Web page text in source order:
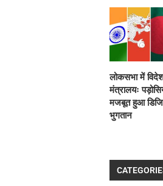
लोकसभा में
मंत्रालयः
मजबूत हुआ
भुगतान